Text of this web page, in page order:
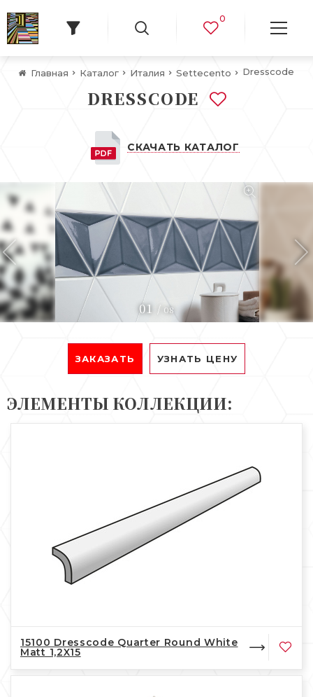
0
Главная Каталог Италия Settecento Dresscode
DRESSCODE
СКАЧАТЬ КАТАЛОГ
01 / 08
ЗАКАЗАТЬ УЗНАТЬ ЦЕНУ
ЭЛЕМЕНТЫ КОЛЛЕКЦИИ:
15100 Dresscode Quarter Round White
Matt 1,2X15